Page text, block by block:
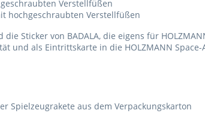
Verstellfüßen
hochgeschraubten Verstellfüßen
die Sticker von BADALA, die eigens für
und als Eintrittskarte in die HOLZMANN Space-
Spielzeugrakete aus dem Verpackungskarton